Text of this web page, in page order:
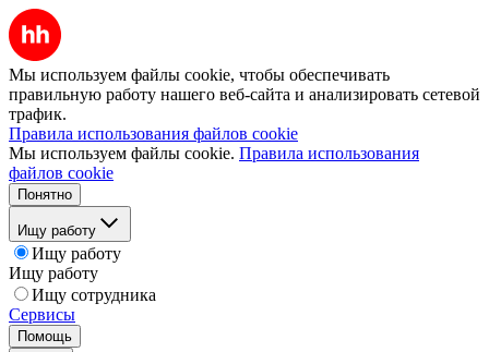
Мы используем файлы cookie, чтобы обеспечивать
правильную работу нашего веб-сайта и анализировать сетевой
трафик.
Правила использования файлов cookie
Мы используем файлы cookie. Правила использования
файлов cookie
Понятно
Ищу работу
Ищу работу
Ищу работу
Ищу сотрудника
Сервисы
Помощь